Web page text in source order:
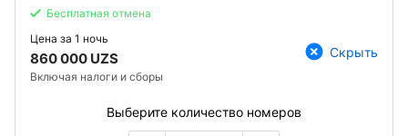
Бесплатная отмена
Цена за 1 ночь
860 000 UZS
Включая налоги и сборы
Скрыть
Выберите количество номеров